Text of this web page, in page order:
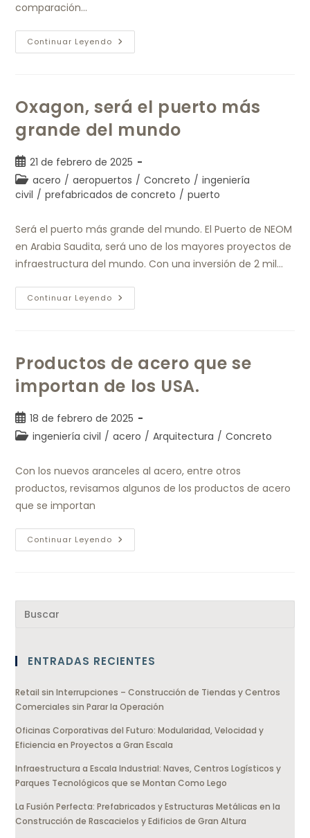
comparación…
Continuar Leyendo
Oxagon, será el puerto más
grande del mundo
21 de febrero de 2025
acero / aeropuertos / Concreto / ingeniería
civil / prefabricados de concreto / puerto
Será el puerto más grande del mundo. El Puerto de NEOM
en Arabia Saudita, será uno de los mayores proyectos de
infraestructura del mundo. Con una inversión de 2 mil…
Continuar Leyendo
Productos de acero que se
importan de los USA.
18 de febrero de 2025
ingeniería civil / acero / Arquitectura / Concreto
Con los nuevos aranceles al acero, entre otros
productos, revisamos algunos de los productos de acero
que se importan
Continuar Leyendo
ENTRADAS RECIENTES
Retail sin Interrupciones – Construcción de Tiendas y Centros
Comerciales sin Parar la Operación
Oficinas Corporativas del Futuro: Modularidad, Velocidad y
Eficiencia en Proyectos a Gran Escala
Infraestructura a Escala Industrial: Naves, Centros Logísticos y
Parques Tecnológicos que se Montan Como Lego
La Fusión Perfecta: Prefabricados y Estructuras Metálicas en la
Construcción de Rascacielos y Edificios de Gran Altura